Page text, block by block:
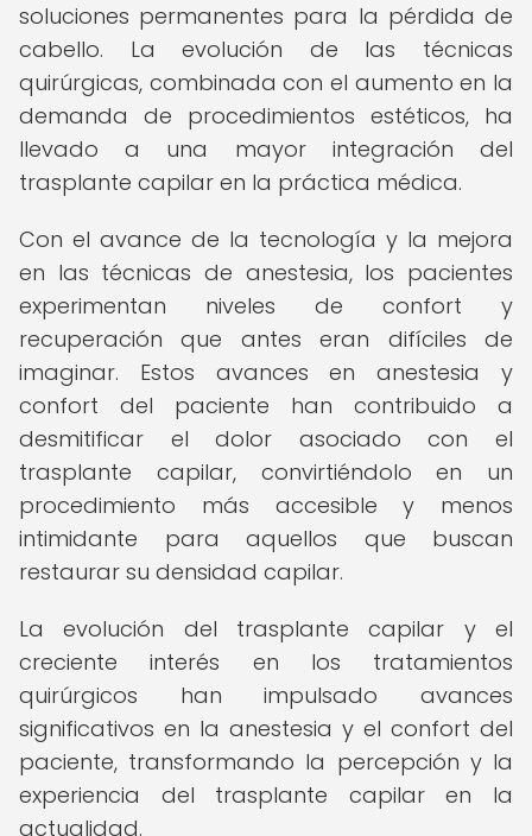
soluciones permanentes para la pérdida de
cabello. La evolución de las técnicas
quirúrgicas, combinada con el aumento en la
demanda de procedimientos estéticos, ha
llevado a una mayor integración del
trasplante capilar en la práctica médica.
Con el avance de la tecnología y la mejora
en las técnicas de anestesia, los pacientes
experimentan niveles de confort y
recuperación que antes eran difíciles de
imaginar. Estos avances en anestesia y
confort del paciente han contribuido a
desmitificar el dolor asociado con el
trasplante capilar, convirtiéndolo en un
procedimiento más accesible y menos
intimidante para aquellos que buscan
restaurar su densidad capilar.
La evolución del trasplante capilar y el
creciente interés en los tratamientos
quirúrgicos han impulsado avances
significativos en la anestesia y el confort del
paciente, transformando la percepción y la
experiencia del trasplante capilar en la
actualidad.